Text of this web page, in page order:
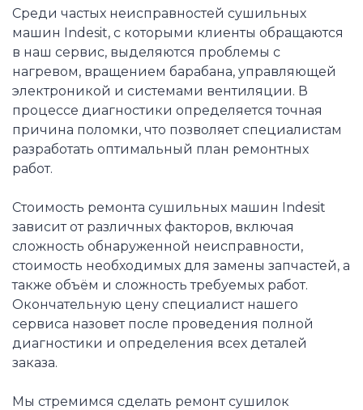
Среди частых неисправностей сушильных
машин Indesit, с которыми клиенты обращаются
в наш сервис, выделяются проблемы с
нагревом, вращением барабана, управляющей
электроникой и системами вентиляции. В
процессе диагностики определяется точная
причина поломки, что позволяет специалистам
разработать оптимальный план ремонтных
работ.
Стоимость ремонта сушильных машин Indesit
зависит от различных факторов, включая
сложность обнаруженной неисправности,
стоимость необходимых для замены запчастей, а
также объём и сложность требуемых работ.
Окончательную цену специалист нашего
сервиса назовет после проведения полной
диагностики и определения всех деталей
заказа.
Мы стремимся сделать ремонт сушилок